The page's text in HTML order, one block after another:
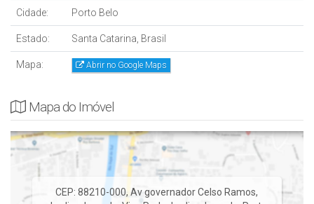
Cidade: Porto Belo
Estado: Santa Catarina, Brasil
Mapa: Abrir no Google Maps
Mapa do Imóvel
CEP: 88210-000,Av governador Celso Ramos,